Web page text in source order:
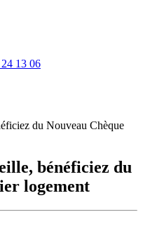
13 06
du Nouveau Chèque
bénéficiez du
logement